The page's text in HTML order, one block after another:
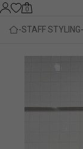
0
STAFF STYLING